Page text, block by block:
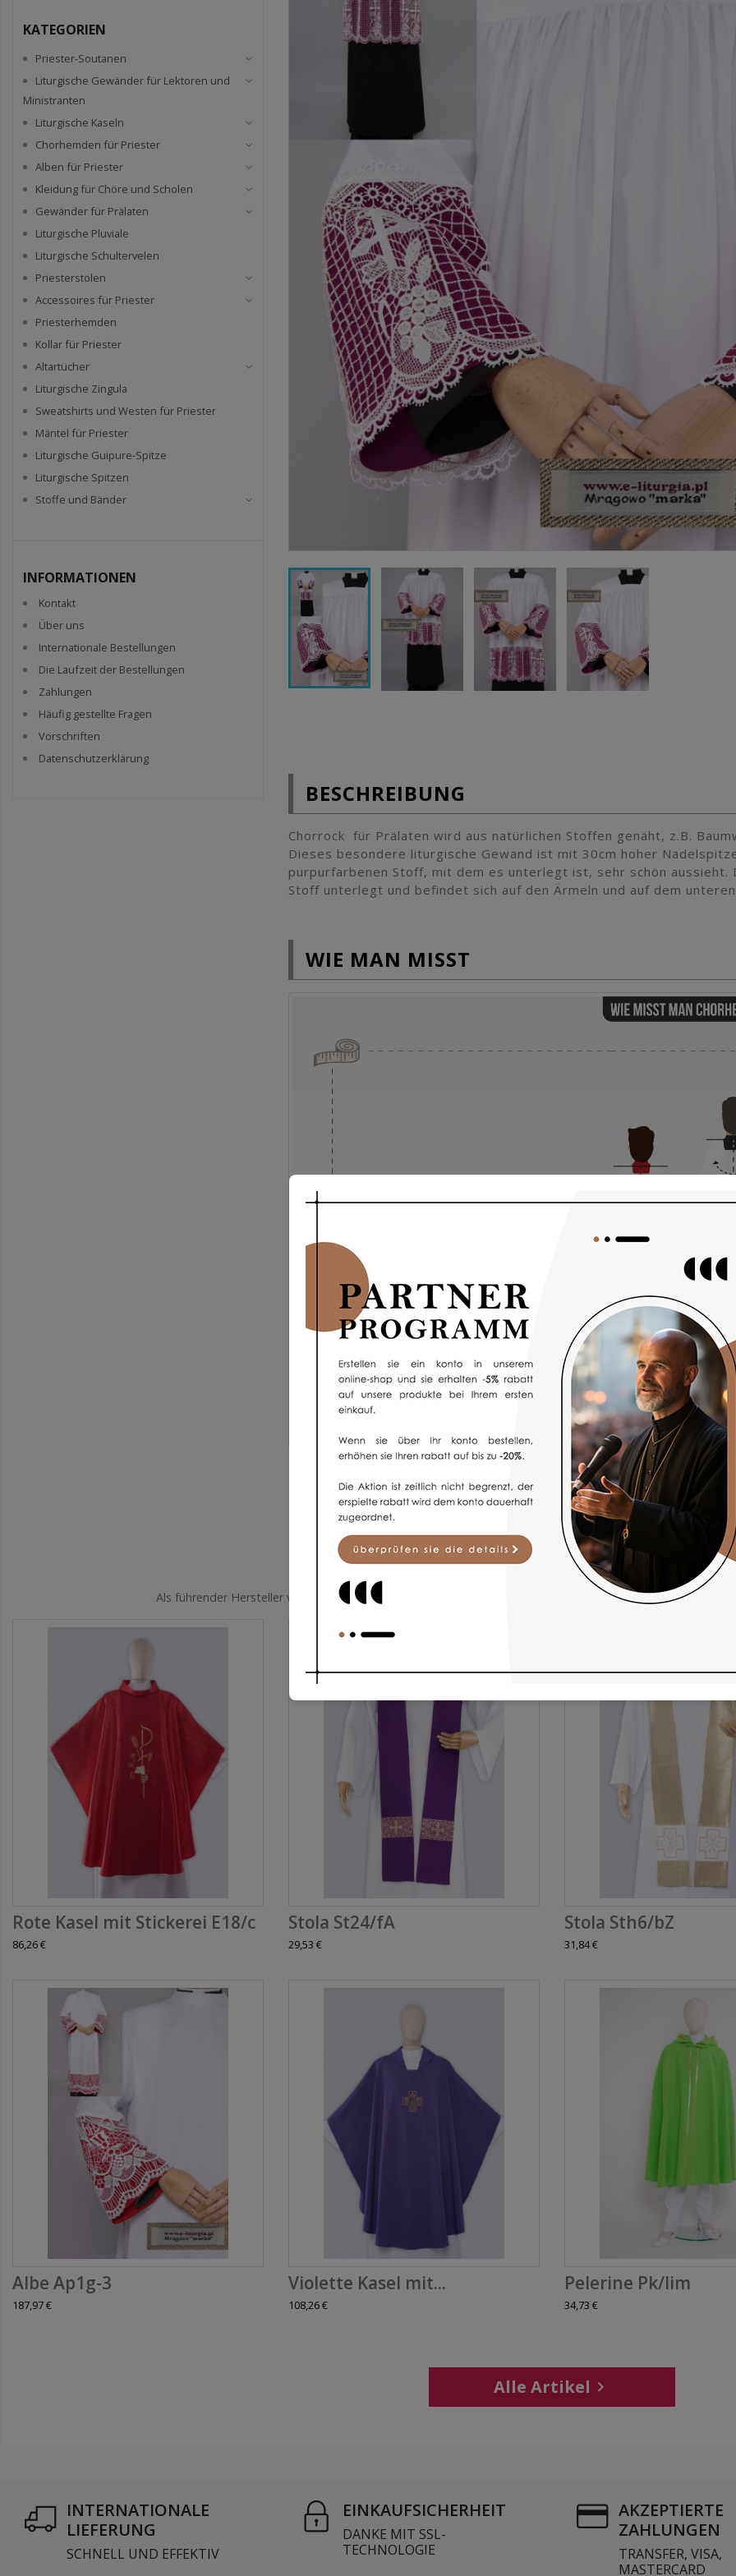
KATEGORIEN
Priester-Soutanen
Liturgische Gewänder für Lektoren und
Ministranten
Liturgische Kaseln
Chorhemden für Priester
Alben für Priester
Kleidung für Chöre und Scholen
Gewänder für Prälaten
Liturgische Pluviale
Liturgische Schultervelen
Priesterstolen
Accessoires für Priester
Priesterhemden
Kollar für Priester
Altartücher
Liturgische Zingula
Sweatshirts und Westen für Priester
Mäntel für Priester
Liturgische Guipure-Spitze
Liturgische Spitzen
Stoffe und Bänder
INFORMATIONEN
Kontakt
Über uns
Internationale Bestellungen
Die Laufzeit der Bestellungen
Zahlungen
Häufig gestellte Fragen
Vorschriften
Datenschutzerklärung
BESCHREIBUNG
Chorrock für Prälaten wird aus natürlichen Stoffen genäht, z.B.
Dieses besondere liturgische Gewand ist mit 30cm hoher
purpurfarbenen Stoff, mit dem es unterlegt ist, sehr schön
Stoff unterlegt und befindet sich auf den Ärmeln und auf dem
WIE MAN MISST
BELIEBTE ARTIKEL
Als führender Hersteller von Kleidung für spirituelle Zwecke bieten wir hochwertige Modelle liturgischer
Rote Kasel mit Stickerei E18/c
86,26 €
Stola St24/fA
29,53 €
Stola Sth6/bZ
31,84 €
Albe Ap1g-3
187,97 €
Violette Kasel mit...
108,26 €
Pelerine Pk/lim
34,73 €
Alle Artikel 
INTERNATIONALE
LIEFERUNG
SCHNELL UND EFFEKTIV
EINKAUFSICHERHEIT
DANKE MIT SSL-
TECHNOLOGIE
AKZEPTIERTE
ZAHLUNGEN
TRANSFER, VISA,
MASTERCARD